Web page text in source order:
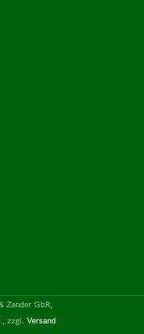
Zander GbR,
zzgl. Versand